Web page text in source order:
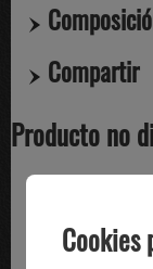
Compartir
Producto no
TE
Cookies